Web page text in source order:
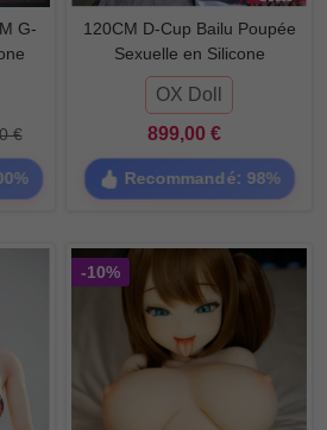
G-
€
120CM D-Cup Bailu Poupée
Sexuelle en Silicone
OX Doll
899,00 €
Recommandé: 98%
-10%